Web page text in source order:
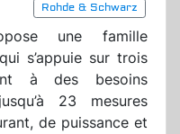
Rohde & Schwarz
une famille
s’appuie sur trois
à des besoins
23 mesures
de puissance et